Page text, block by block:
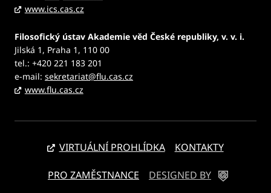
www.ics.cas.cz
Filosofický ústav Akademie věd České republiky, v. v. i.
Jilská 1, Praha 1, 110 00
tel.: +420 221 183 201
e-mail: sekretariat@flu.cas.cz
www.flu.cas.cz
VIRTUÁLNÍ PROHLÍDKA KONTAKTY
PRO ZAMĚSTNANCE DESIGNED BY